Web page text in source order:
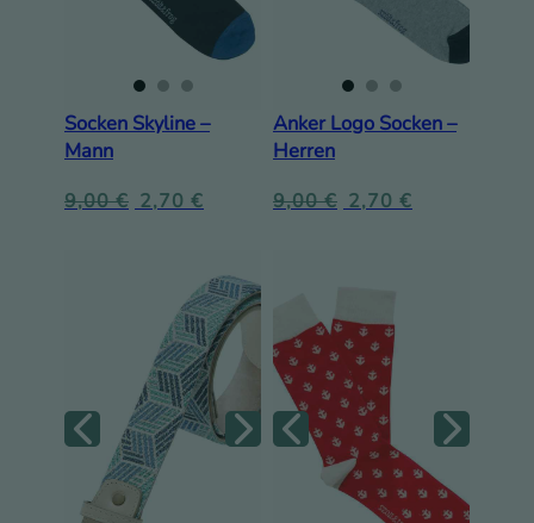
Socken Skyline –
Mann
9,00€ 2,70 €
Anker Logo Socken –
Herren
9,00€ 2,70 €